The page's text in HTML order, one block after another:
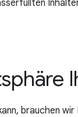
brauchen wir